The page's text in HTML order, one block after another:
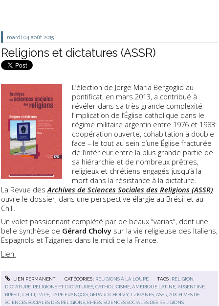
mardi 04 août 2015
Religions et dictatures (ASSR)
L’élection de Jorge Maria Bergoglio au
pontificat, en mars 2013, a contribué à
révéler dans sa très grande complexité
l’implication de l’Église catholique dans le
régime militaire argentin entre 1976 et 1983:
coopération ouverte, cohabitation à double
face – le tout au sein d’une Église fracturée
de l’intérieur entre la plus grande partie de
sa hiérarchie et de nombreux prêtres,
religieux et chrétiens engagés jusqu’à la
mort dans la résistance à la dictature.
La Revue desArchives de Sciences Sociales des Religions (ASSR)
ouvre le dossier, dans une perspective élargie au Brésil et au
Chili.
Un volet passionnant complété par de beaux "varias", dont une
belle synthèse de Gérard Cholvy sur la vie religieuse des Italiens,
Espagnols et Tziganes dans le midi de la France.
Lien.
LIEN PERMANENT CATÉGORIES : RELIGIONS À LA LOUPE TAGS : RELIGION
DICTATURE RELIGIONS ET DICTATURES ,CATHOLICISME ,AMÉRIQUE LATINE ,ARGENTINE
BRÉSIL
,CHILI PAPE PAPE FRANÇOIS ,GÉRARD CHOLVY,TZIGANES ,ASSR ,ARCHIVES DE
SCIENCES SOCIALES DES RELIGIONS EHESS ,SCIENCES SOCIALES DES RELIGIONS